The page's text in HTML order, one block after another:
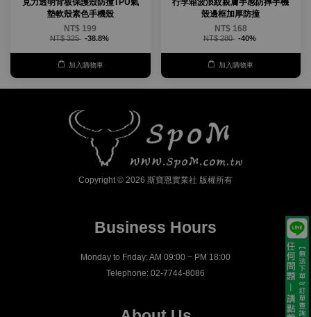
克力透明背板保護殼防撞TPU氣
墊軟殼素色手機殼
NT$ 199
NT$ 325 -38.8%
加入購物車
行李箱波浪紋親膚手感防摔手機
殼邊框加厚防撞
NT$ 168
NT$ 280 -40%
加入購物車
Copyright © 2026 斯寶恩實業社 版權所有
Business Hours
Monday to Friday: AM 09:00 ~ PM 18:00
Telephone: 02-7744-8086